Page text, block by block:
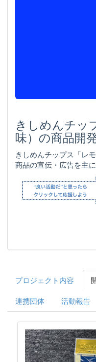
きしめんチッ
味）の商品開
きしめんチップス「レ
商品の宣伝・広告を主
プロジェクト内容
連携団体 活動報告